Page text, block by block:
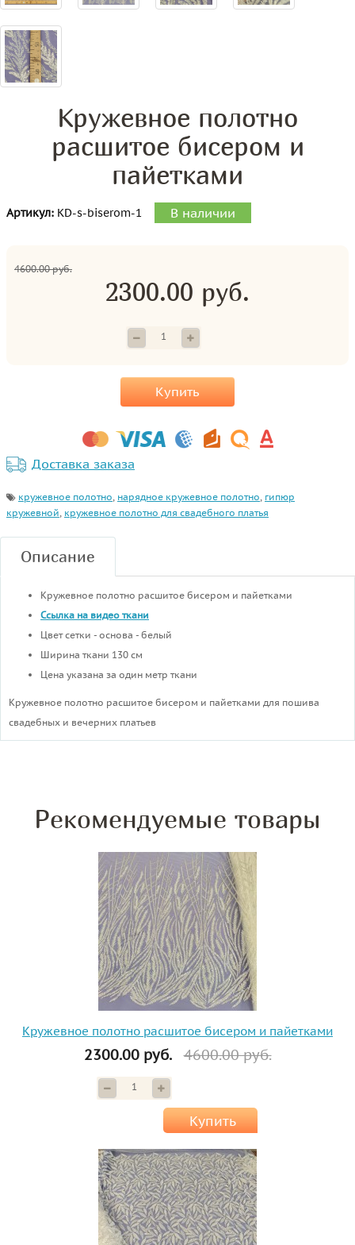
Кружевное полотно
расшитое бисером и
пайетками
Артикул: KD-s-biserom-1 В наличии
4600.00 руб.
2300.00 руб.
Купить
Доставка заказа
кружевное полотно, нарядное кружевное полотно, гипюр
кружевной, кружевное полотно для свадебного платья
Описание
Кружевное полотно расшитое бисером и пайетками
Ссылка на видео ткани
Цвет сетки - основа - белый
Ширина ткани 130 см
Цена указана за один метр ткани
Кружевное полотно расшитое бисером и пайетками для пошива
свадебных и вечерних платьев
Рекомендуемые товары
Кружевное полотно расшитое бисером и пайетками
2300.00 руб. 4600.00 руб.
Купить